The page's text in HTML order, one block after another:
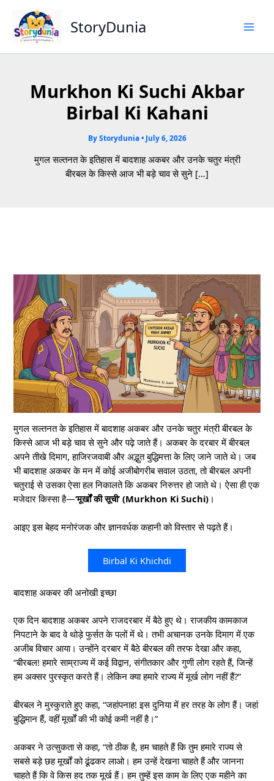
content
StoryDunia
Murkhon Ki Suchi Akbar
Birbal Ki Kahani
ByStorydunia• July 6, 2026
मुगल सल्तनत के इतिहास में बादशाह अकबर और उनके चतुर मंत्री
बीरबल के किस्से आज भी बड़े चाव से सुने […]
मुगल सल्तनत के इतिहास में बादशाह अकबर और उनके चतुर मंत्री बीरबल के
किस्से आज भी बड़े चाव से सुने और पढ़े जाते हैं। अकबर के दरबार में बीरबल
अपने तीखे दिमाग, हाजिरजवाबी और अद्भुत बुद्धिमत्ता के लिए जाने जाते थे। जब
भी बादशाह अकबर के मन में कोई अजीबोगरीब सवाल उठता, तो बीरबल अपनी
चतुराई से उसका ऐसा हल निकालते कि अकबर निरुत्तर हो जाते थे। ऐसा ही एक
मजेदार किस्सा है—‘मूर्खों की सूची’ (Murkhon Ki Suchi) ।
आइए इस बेहद मनोरंजक और ज्ञानवर्धक कहानी को विस्तार से पढ़ते हैं।
Birbal Ki Khichdi
बादशाह अकबर की अनोखी इच्छा
एक दिन बादशाह अकबर अपने राजदरबार में बैठे हुए थे। राजकीय कामकाज
निपटाने के बाद वे थोड़े फुर्सत के पलों में थे। तभी अचानक उनके दिमाग में एक
अजीब विचार आया। उन्होंने दरबार में बैठे बीरबल की तरफ देखा और कहा,
“बीरबल! हमारे साम्राज्य में कई विद्वान, संगीतकार और गुणी लोग रहते हैं, जिन्हें
हम अक्सर पुरस्कृत करते हैं। लेकिन क्या हमारे राज्य में मूर्ख लोग नहीं हैं?”
बीरबल ने मुस्कुराते हुए कहा, “जहांपनाह! इस दुनिया में हर तरह के लोग हैं। जहां
बुद्धिमान हैं, वहीं मूर्खों की भी कोई कमी नहीं है।”
अकबर ने उत्सुकता से कहा, “तो ठीक है, हम चाहते हैं कि तुम हमारे राज्य से
सबसे बड़े छह मूर्खों को ढूंढकर लाओ। हम उन्हें देखना चाहते हैं और जानना
चाहते हैं कि वे किस हद तक मूर्ख हैं। हम तुम्हें इस काम के लिए एक महीने का